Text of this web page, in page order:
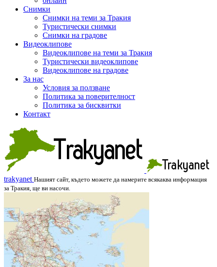
Снимки
Снимки на теми за Тракия
Туристически снимки
Снимки на градове
Видеоклипове
Видеоклипове на теми за Тракия
Туристически видеоклипове
Видеоклипове на градове
За нас
Условия за ползване
Политика за поверителност
Политика за бисквитки
Контакт
trakyanet Нашият сайт, където можете да намерите всякаква информация
за Тракия, ще ви насочи.